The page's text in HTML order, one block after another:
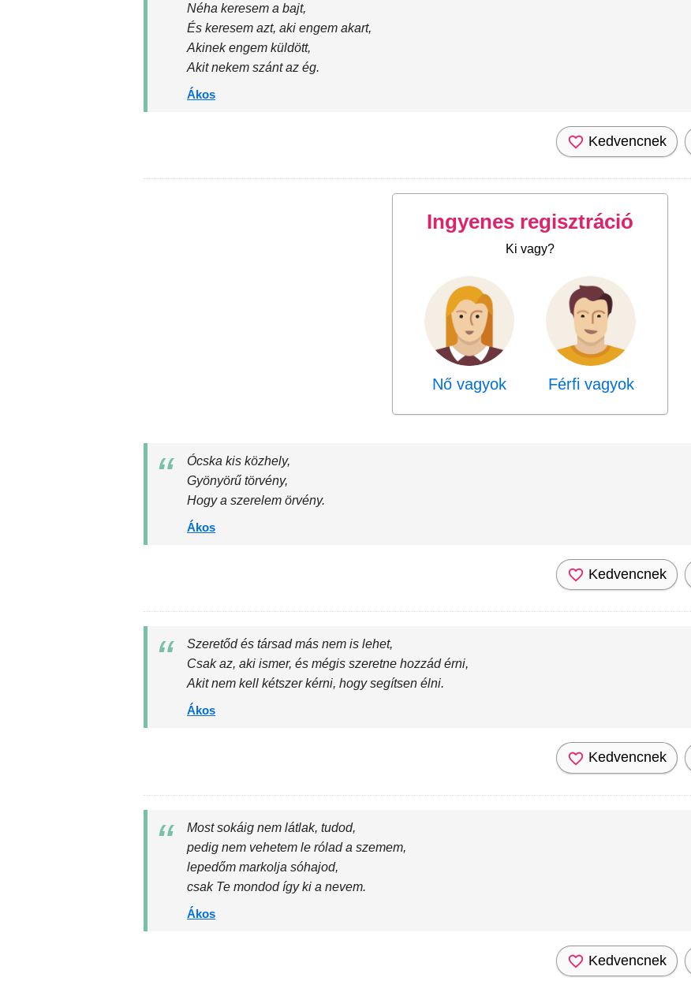
Néha keresem a bajt,
És keresem azt, aki engem akart,
Akinek engem küldött,
Akit nekem szánt az ég.
Ákos
Kedvencnek
Ingyenes regisztráció
Ki vagy?
Nő vagyok Férfi vagyok
Ócska kis közhely,
Gyönyörű törvény,
Hogy a szerelem örvény.
Ákos
Kedvencnek
Szeretőd és társad más nem is lehet,
Csak az, aki ismer, és mégis szeretne hozzád érni,
Akit nem kell kétszer kérni, hogy segítsen élni.
Ákos
Kedvencnek
Most sokáig nem látlak, tudod,
pedig nem vehetem le rólad a szemem,
lepedőm markolja sóhajod,
csak Te mondod így ki a nevem.
Ákos
Kedvencnek